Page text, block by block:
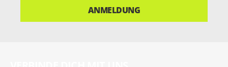
ANMELDUNG